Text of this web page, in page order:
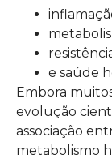
e saúde
Embora
evolução
associação
metabolismo